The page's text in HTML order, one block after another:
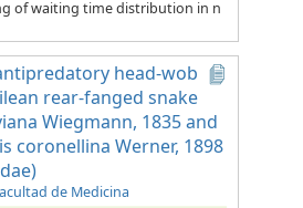
of waiting time distribution in n
head-wob
rear-fanged snake
Wiegmann, 1835 and
coronellina Werner, 1898
de Medicina